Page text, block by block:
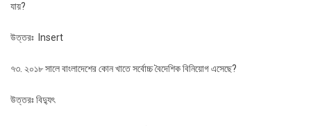
যায়?
উত্তরঃ Insert
৭৩. ২০১৮ সালে বাংলাদেশের কোন খাতে সর্বোচ্চ বৈদেশিক বিনিয়োগ এসেছে?
উত্তরঃ বিদ্যুৎ